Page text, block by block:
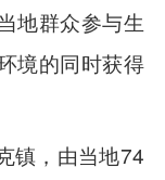
地群众参与生
境的同时获得
镇，由当地74